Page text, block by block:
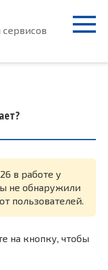
в работе у
не обнаружили
пользователей.
на кнопку, чтобы